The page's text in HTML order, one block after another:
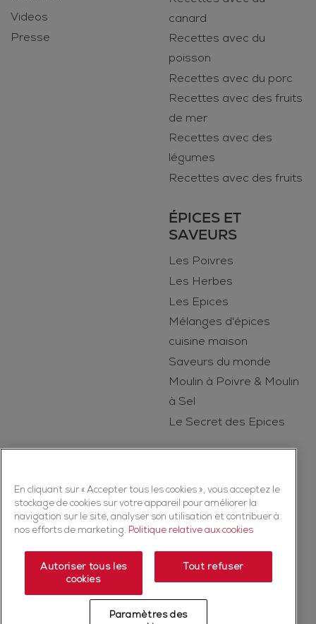
Videos
Presse
canard
Recettes avec du
poisson
Recettes avec du porc
Recettes avec des fruits
de mer
Recettes avec des
légumes
Recettes avec des fruits
ÉPICES ET
SAVEURS
Les Poivres
Les Herbes
Les Epices
Mélanges d'épices
cuisine maison
Saveurs du monde
Moulin à Poivre & Moulin
à Sel
Le Secret des Epices
Copyright © 2026 Ducros (McCormick & Company, Inc). Tous droits
réservés
Politique de confidentialité
Politique relative aux cookies
Plan du Site
Fiche produit relative aux qualités et caractéristiques
En cliquant sur « Accepter tous les cookies », vous acceptez le
stockage de cookies sur votre appareil pour améliorer la
navigation sur le site, analyser son utilisation et contribuer à
nos efforts de marketing. Politique relative aux cookies
Autoriser tous les
cookies
Tout refuser
Paramètres des